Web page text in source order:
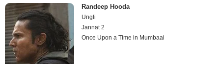
Randeep Hooda
Ungli
Jannat 2
Once Upon a Time in Mumbaai